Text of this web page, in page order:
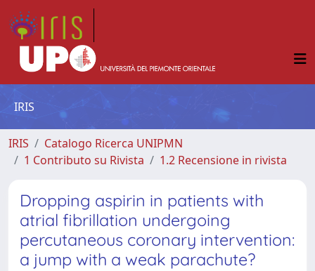
IRIS
IRIS
Catalogo Ricerca UNIPMN
1 Contributo su Rivista
1.2 Recensione in rivista
Dropping aspirin in patients with
atrial fibrillation undergoing
percutaneous coronary intervention:
a jump with a weak parachute?